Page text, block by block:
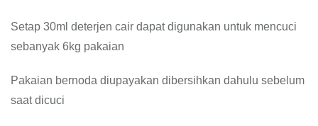
Setap 30ml deterjen cair dapat digunakan untuk mencuci
sebanyak 6kg pakaian
Pakaian bernoda diupayakan dibersihkan dahulu sebelum
saat dicuci